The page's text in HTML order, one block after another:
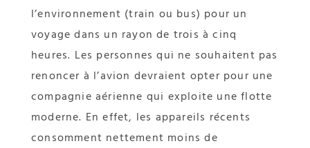
l’environnement (train ou bus) pour un
voyage dans un rayon de trois à cinq
heures. Les personnes qui ne souhaitent pas
renoncer à l’avion devraient opter pour une
compagnie aérienne qui exploite une flotte
moderne. En effet, les appareils récents
consomment nettement moins de